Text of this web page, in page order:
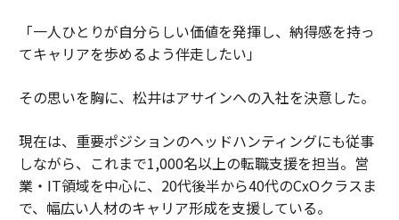
「一人ひとりが自分らしい価値を発揮し、納得感を持っ
てキャリアを歩めるよう伴走したい」
その思いを胸に、松井はアサインへの入社を決意した。
現在は、重要ポジションのヘッドハンティングにも従事
しながら、これまで1,000名以上の転職支援を担当。営
業・IT領域を中心に、20代後半から40代のCxOクラスま
で、幅広い人材のキャリア形成を支援している。